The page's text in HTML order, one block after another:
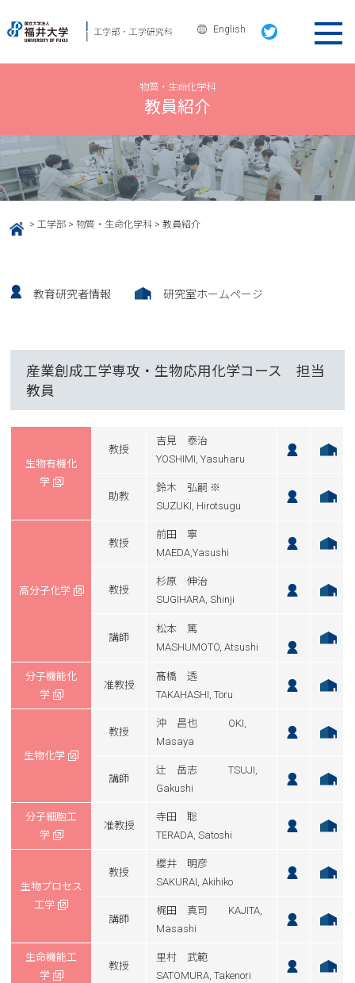
English
物質・生命化学科
教員紹介
HOME > 工学部> 物質・生命化学科> 教員紹介
教育研究者情報 研究室ホームページ
産業創成工学専攻・生物応用化学コース 担当
教員
生物有機化
学
教授
吉見 泰治
YOSHIMI, Yasuharu
助教
鈴木 弘嗣 ※
SUZUKI, Hirotsugu
高分子化学
教授
前田 寧
MAEDA,Yasushi
教授
杉原 伸治
SUGIHARA, Shinji
講師
松本 篤
MASHUMOTO, Atsushi
分子機能化
学
准教授
髙橋 透
TAKAHASHI, Toru
生物化学
教授
沖 昌也 OKI,
Masaya
講師
辻 岳志 TSUJI,
Gakushi
分子細胞工
学
准教授
寺田 聡
TERADA, Satoshi
生物プロセス
工学
教授
櫻井 明彦
SAKURAI, Akihiko
講師
梶田 真司 KAJITA,
Masashi
生命機能工
学
教授
里村 武範
SATOMURA, Takenori